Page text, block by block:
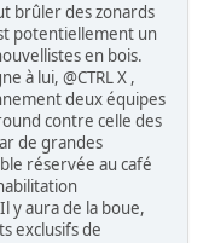
brûler des zonards
potentiellement un
en bois.
à lui, @CTRL X ,
deux équipes
contre celle des
de grandes
réservée au café
y aura de la boue,
exclusifs de